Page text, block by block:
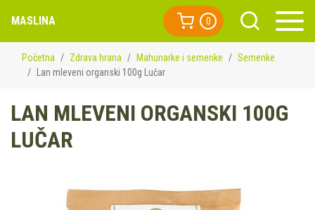
MASLINA 0
Početna Zdrava hrana Mahunarke i semenke
Semenke
Lan mleveni organski 100g Lučar
LAN MLEVENI ORGANSKI 100G
LUČAR